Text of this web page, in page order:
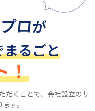
ロが
まるごと
！
だくことで、会社設立のサ
す。